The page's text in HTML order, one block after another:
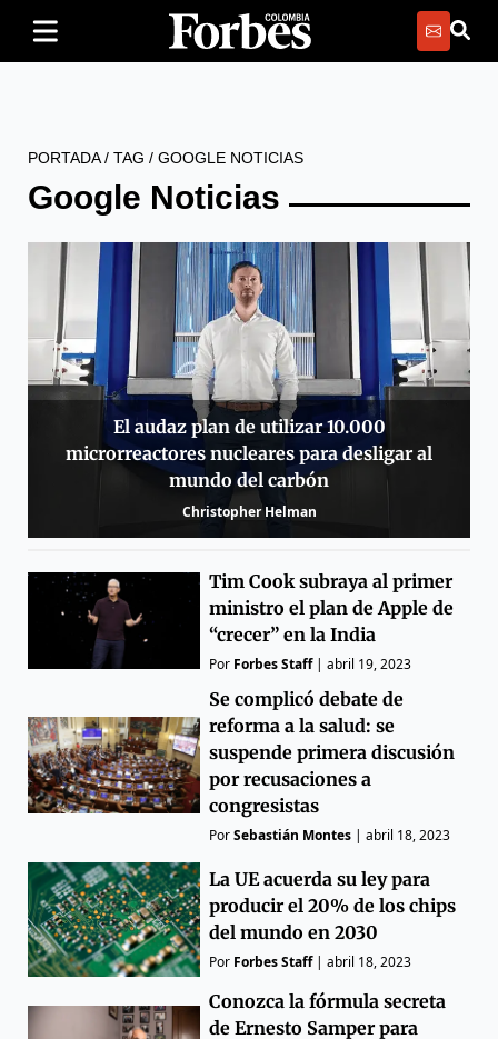
PORTADA/ TAG / GOOGLE NOTICIAS
Google Noticias
El audaz plan de utilizar 10.000
microrreactores nucleares para desligar al
mundo del carbón
Christopher Helman
Tim Cook subraya al primer
ministro el plan de Apple de
“crecer” en la India
Por Forbes Staff|abril 19, 2023
Se complicó debate de
reforma a la salud: se
suspende primera discusión
por recusaciones a
congresistas
PorSebastián Montes |abril 18, 2023
La UE acuerda su ley para
producir el 20% de los chips
del mundo en 2030
Por Forbes Staff|abril 18, 2023
Conozca la fórmula secreta
de Ernesto Samper para